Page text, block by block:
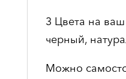
3 Цвета на
черный,
Можно